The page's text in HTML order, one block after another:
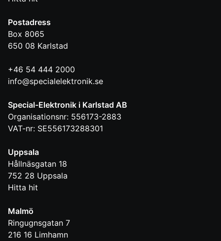
Postadress
Box 8065
650 08 Karlstad
+46 54 444 2000
info@specialelektronik.se
Special-Elektronik i Karlstad AB
Organisationsnr: 556173-2883
VAT-nr: SE556173288301
Uppsala
Hållnäsgatan 18
752 28 Uppsala
Hitta hit
Malmö
Ringugnsgatan 7
216 16 Limhamn